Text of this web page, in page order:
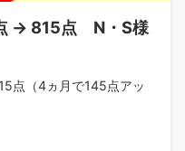
→ 815点 N・S様
点（4ヵ月で145点アッ